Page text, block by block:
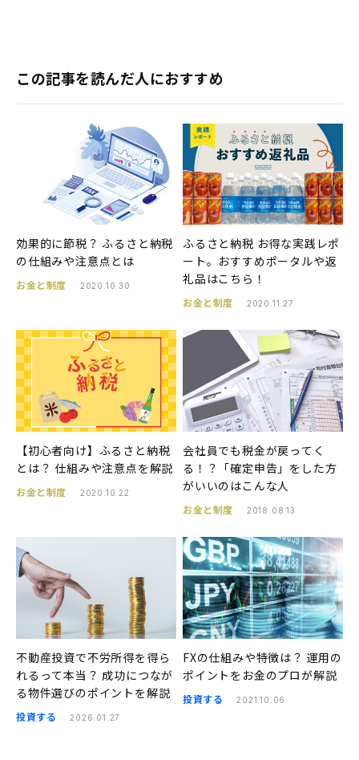
この記事を読んだ人におすすめ
効果的に節税？ ふるさと納税
の仕組みや注意点とは
お金と制度 2020.10.30
ふるさと納税 お得な実践レポ
ート。おすすめポータルや返
礼品はこちら！
お金と制度 2020.11.27
【初心者向け】ふるさと納税
とは？ 仕組みや注意点を解説
お金と制度 2020.10.22
会社員でも税金が戻ってく
る！？「確定申告」をした方
がいいのはこんな人
お金と制度 2018.08.13
不動産投資で不労所得を得ら
れるって本当？ 成功につなが
る物件選びのポイントを解説
投資する 2026.01.27
FXの仕組みや特徴は？ 運用の
ポイントをお金のプロが解説
投資する 2021.10.06